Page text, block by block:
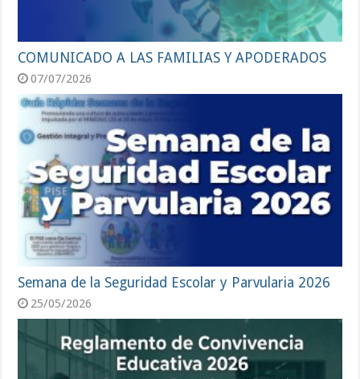
COMUNICADO A LAS FAMILIAS Y APODERADOS
07/07/2026
Semana de la Seguridad Escolar y Parvularia 2026
25/05/2026